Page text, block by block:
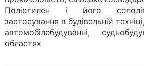
Поліетилен і його
застосування в будівельній
автомобілебудуванні,
областях